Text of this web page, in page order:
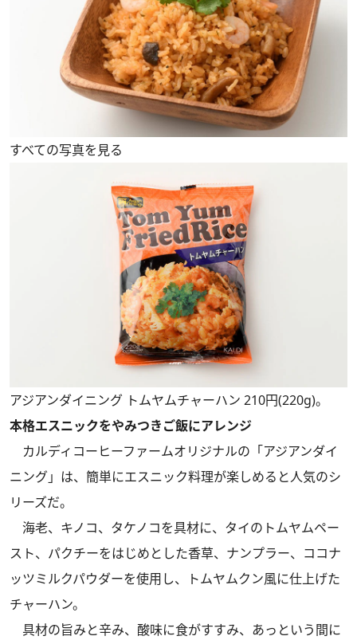
すべての写真を見る
アジアンダイニング トムヤムチャーハン 210円(220g)。
本格エスニックをやみつきご飯にアレンジ
カルディコーヒーファームオリジナルの「アジアンダイ
ニング」は、簡単にエスニック料理が楽しめると人気のシ
リーズだ。
海老、キノコ、タケノコを具材に、タイのトムヤムペー
スト、パクチーをはじめとした香草、ナンプラー、ココナ
ッツミルクパウダーを使用し、トムヤムクン風に仕上げた
チャーハン。
具材の旨みと辛み、酸味に食がすすみ、あっという間に